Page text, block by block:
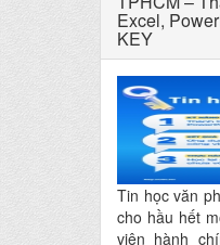
Excel,
KEY
Tin học văn
cho hầu hết
viên hành